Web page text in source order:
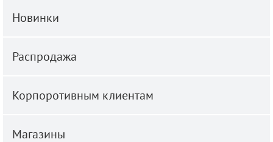
Новинки
Распродажа
Корпоротивным клиентам
Магазины